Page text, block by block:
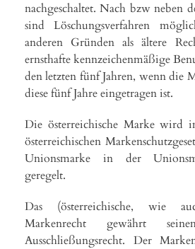
nachgeschaltet. Nach bzw neben
sind Löschungsverfahren
anderen Gründen als ältere
ernsthafte kennzeichenmäßige
den letzten fünf Jahren, wenn die
diese fünf Jahre eingetragen ist.
Die österreichische Marke wird
österreichischen
Unionsmarke in der
geregelt.
Das (österreichische, wie
Markenrecht gewährt
Ausschließungsrecht. Der